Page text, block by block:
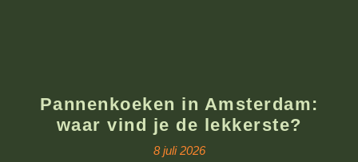
Pannenkoeken in Amsterdam:
waar vind je de lekkerste?
8 juli 2026